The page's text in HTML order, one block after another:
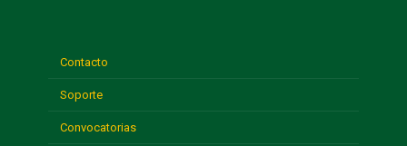
Contacto
Soporte
Convocatorias